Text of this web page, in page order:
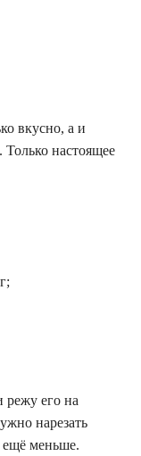
вкусно, а и
настоящее
режу его на
нарезать
ещё меньше.